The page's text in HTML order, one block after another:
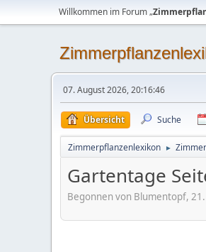
Willkommen im Forum „
07. August 2026, 20:16:46
Übersicht Suche
Zimmerpflanzenlexikon ►
Gartentage
Begonnen von Blumentopf,